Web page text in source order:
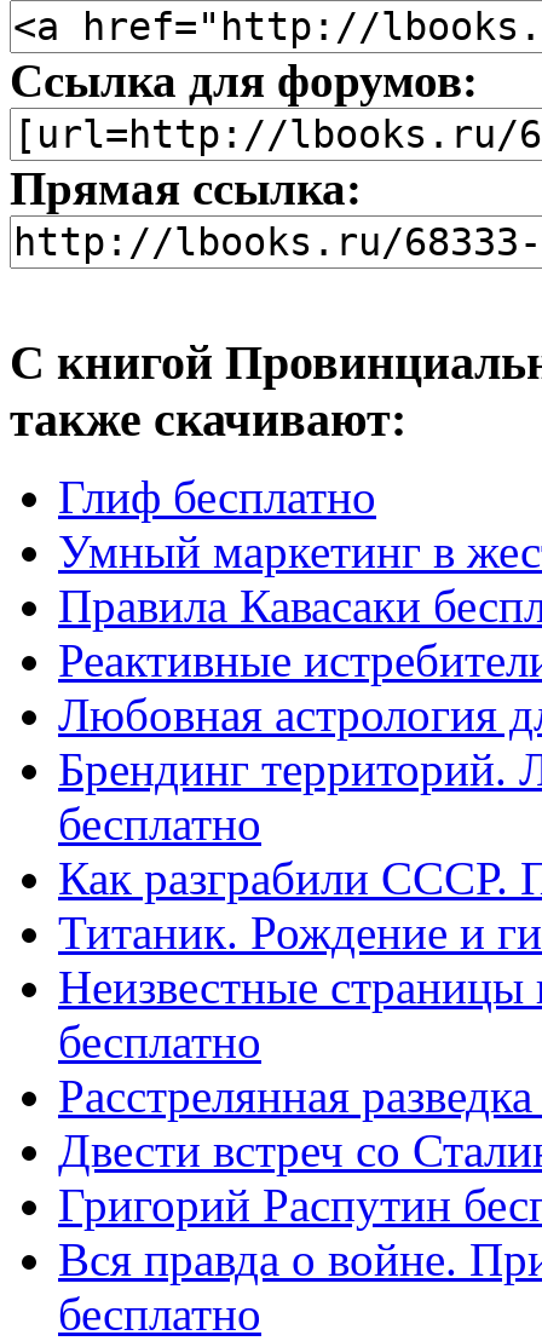
Ссылка для форумов:
Прямая ссылка:
С книгой
также скачивают:
Глиф бесплатно
Умный маркетинг в
Правила Кавасаки
Реактивные
Любовная астрология
Брендинг территорий.
бесплатно
Как разграбили СССР.
Титаник. Рождение и
Неизвестные страницы
бесплатно
Расстрелянная
Двести встреч со
Григорий Распутин
Вся правда о войне.
бесплатно